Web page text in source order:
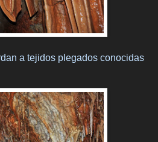
a tejidos plegados conocidas